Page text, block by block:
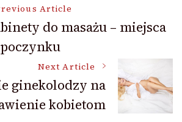
Article
do masażu – miejsca
Next Article
ginekolodzy na
kobietom